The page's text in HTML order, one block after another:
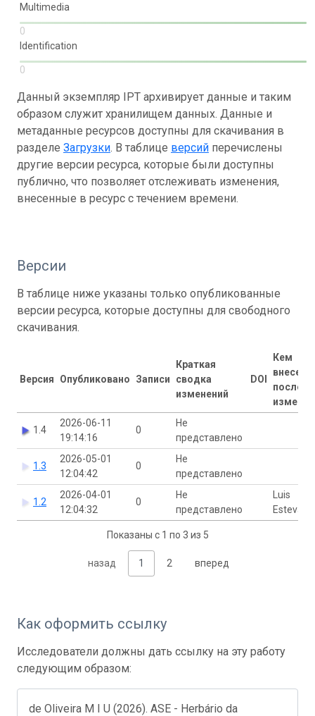
Multimedia
0
Identification
0
Данный экземпляр IPT архивирует данные и таким
образом служит хранилищем данных. Данные и
метаданные ресурсов доступны для скачивания в
разделе Загрузки. В таблице версий перечислены
другие версии ресурса, которые были доступны
публично, что позволяет отслеживать изменения,
внесенные в ресурс с течением времени.
Версии
В таблице ниже указаны только опубликованные
версии ресурса, которые доступны для свободного
скачивания.
Версия Опубликовано Записи
Краткая
сводка
изменений
DOI
Кем
внесены
1.4
2026-06-11
19:14:16
0
Не
представлено
1.3
2026-05-01
12:04:42
0
Не
представлено
1.2
2026-04-01
12:04:32
0
Не
представлено
Luis
Estevão
Показаны с 1 по 3 из 5
назад 1 2 вперед
Как оформить ссылку
Исследователи должны дать ссылку на эту работу
следующим образом:
de Oliveira M I U (2026). ASE - Herbário da